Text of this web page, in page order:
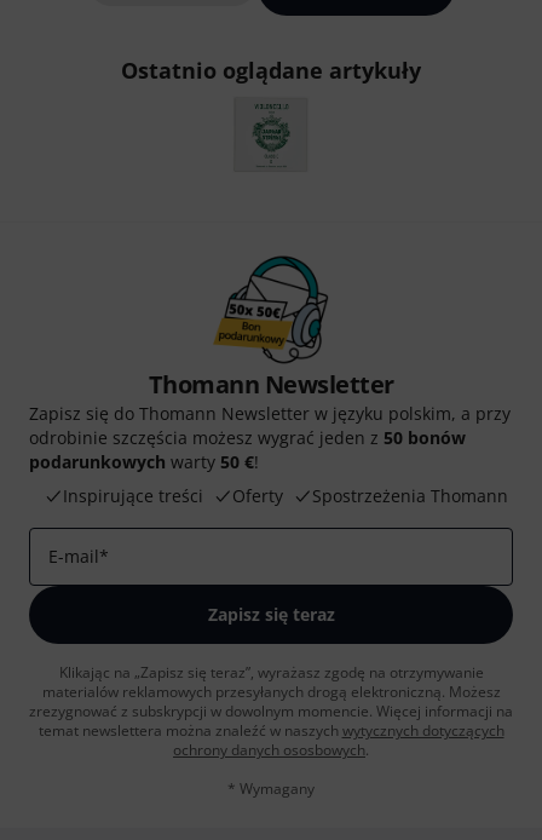
Ostatnio oglądane artykuły
Thomann Newsletter
Zapisz się do Thomann Newsletter w języku polskim, a przy
odrobinie szczęścia możesz wygrać jeden z 50 bonów
podarunkowych warty 50 €!
Inspirujące treści
Oferty Spostrzeżenia Thomann
E-mail*
Zapisz się teraz
Klikając na „Zapisz się teraz”, wyrażasz zgodę na otrzymywanie
materialów reklamowych przesyłanych drogą elektroniczną. Możesz
zrezygnować z subskrypcji w dowolnym momencie. Więcej informacji na
temat newslettera można znaleźć w naszych wytycznych dotyczących
ochrony danych ososbowych.
* Wymagany